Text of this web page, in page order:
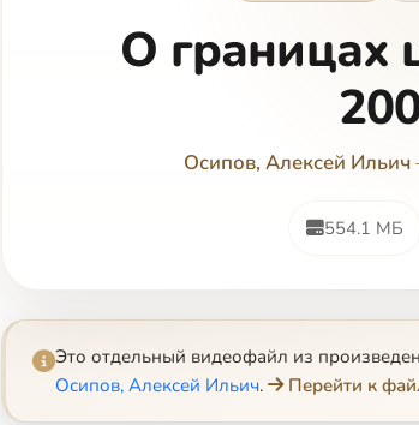
О границах
Осипов, Алексей Ильич
554.1 МБ
Это отдельный видеофайл из
Осипов, Алексей Ильич. Перейти к